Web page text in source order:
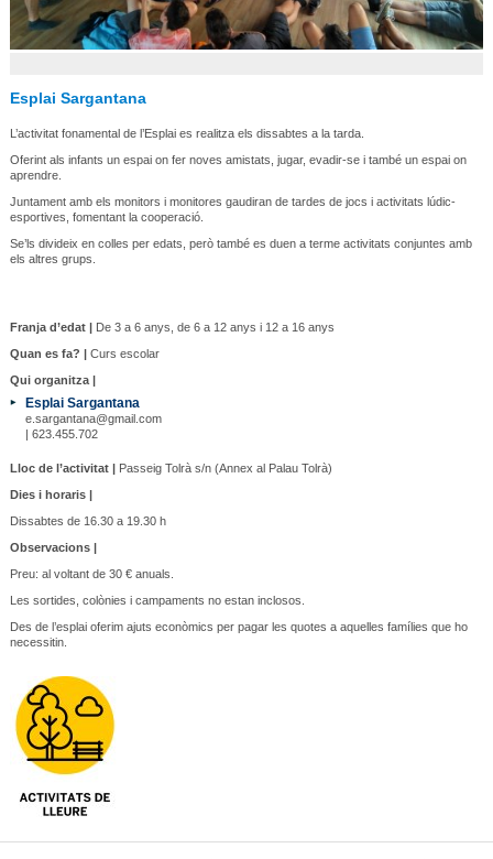
Esplai Sargantana
L’activitat fonamental de l’Esplai es realitza els dissabtes a la tarda.
Oferint als infants un espai on fer noves amistats, jugar, evadir-se i també un espai on
aprendre.
Juntament amb els monitors i monitores gaudiran de tardes de jocs i activitats lúdic-
esportives, fomentant la cooperació.
Se’ls divideix en colles per edats, però també es duen a terme activitats conjuntes amb
els altres grups.
Franja d’edat |De 3 a 6 anys, de 6 a 12 anys i 12 a 16 anys
Quan es fa? |Curs escolar
Qui organitza |
Esplai Sargantana
e.sargantana@gmail.com
| 623.455.702
Lloc de l’activitat |Passeig Tolrà s/n (Annex al Palau Tolrà)
Dies i horaris |
Dissabtes de 16.30 a 19.30 h
Observacions |
Preu: al voltant de 30 € anuals.
Les sortides, colònies i campaments no estan inclosos.
Des de l’esplai oferim ajuts econòmics per pagar les quotes a aquelles famílies que ho
necessitin.